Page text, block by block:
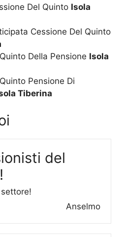
Del Quinto Isola
Cessione Del Quinto
Della Pensione Isola
Pensione Di
Tiberina
del
Anselmo